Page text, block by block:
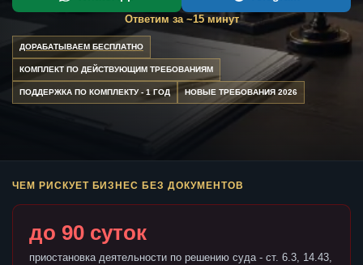
Ответим за ~15 минут
ДОРАБАТЫВАЕМ БЕСПЛАТНО
КОМПЛЕКТ ПО ДЕЙСТВУЮЩИМ ТРЕБОВАНИЯМ
ПОДДЕРЖКА ПО КОМПЛЕКТУ - 1 ГОД НОВЫЕ ТРЕБОВАНИЯ 2026
ЧЕМ РИСКУЕТ БИЗНЕС БЕЗ ДОКУМЕНТОВ
до 90 суток
приостановка деятельности по решению суда - ст. 6.3, 14.43,